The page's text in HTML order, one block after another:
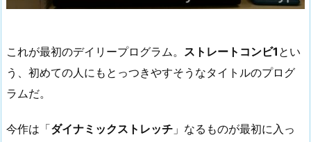
これが最初のデイリープログラム。 ストレートコンビ1 とい
う、初めての人にもとっつきやすそうなタイトルのプログ
ラムだ。
今作は「ダイナミックストレッチ 」なるものが最初に入っ